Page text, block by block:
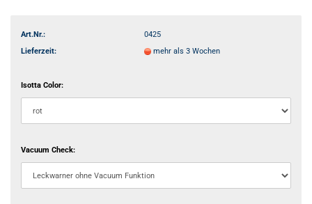
Art.Nr.:
0425
Lieferzeit:
mehr als 3 Wochen
Isotta Color:
Vacuum Check: